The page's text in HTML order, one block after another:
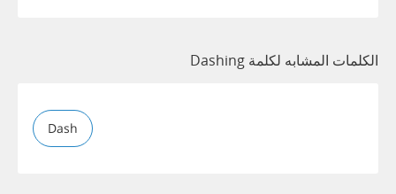
الكلمات المشابه لكلمة Dashing
Dash